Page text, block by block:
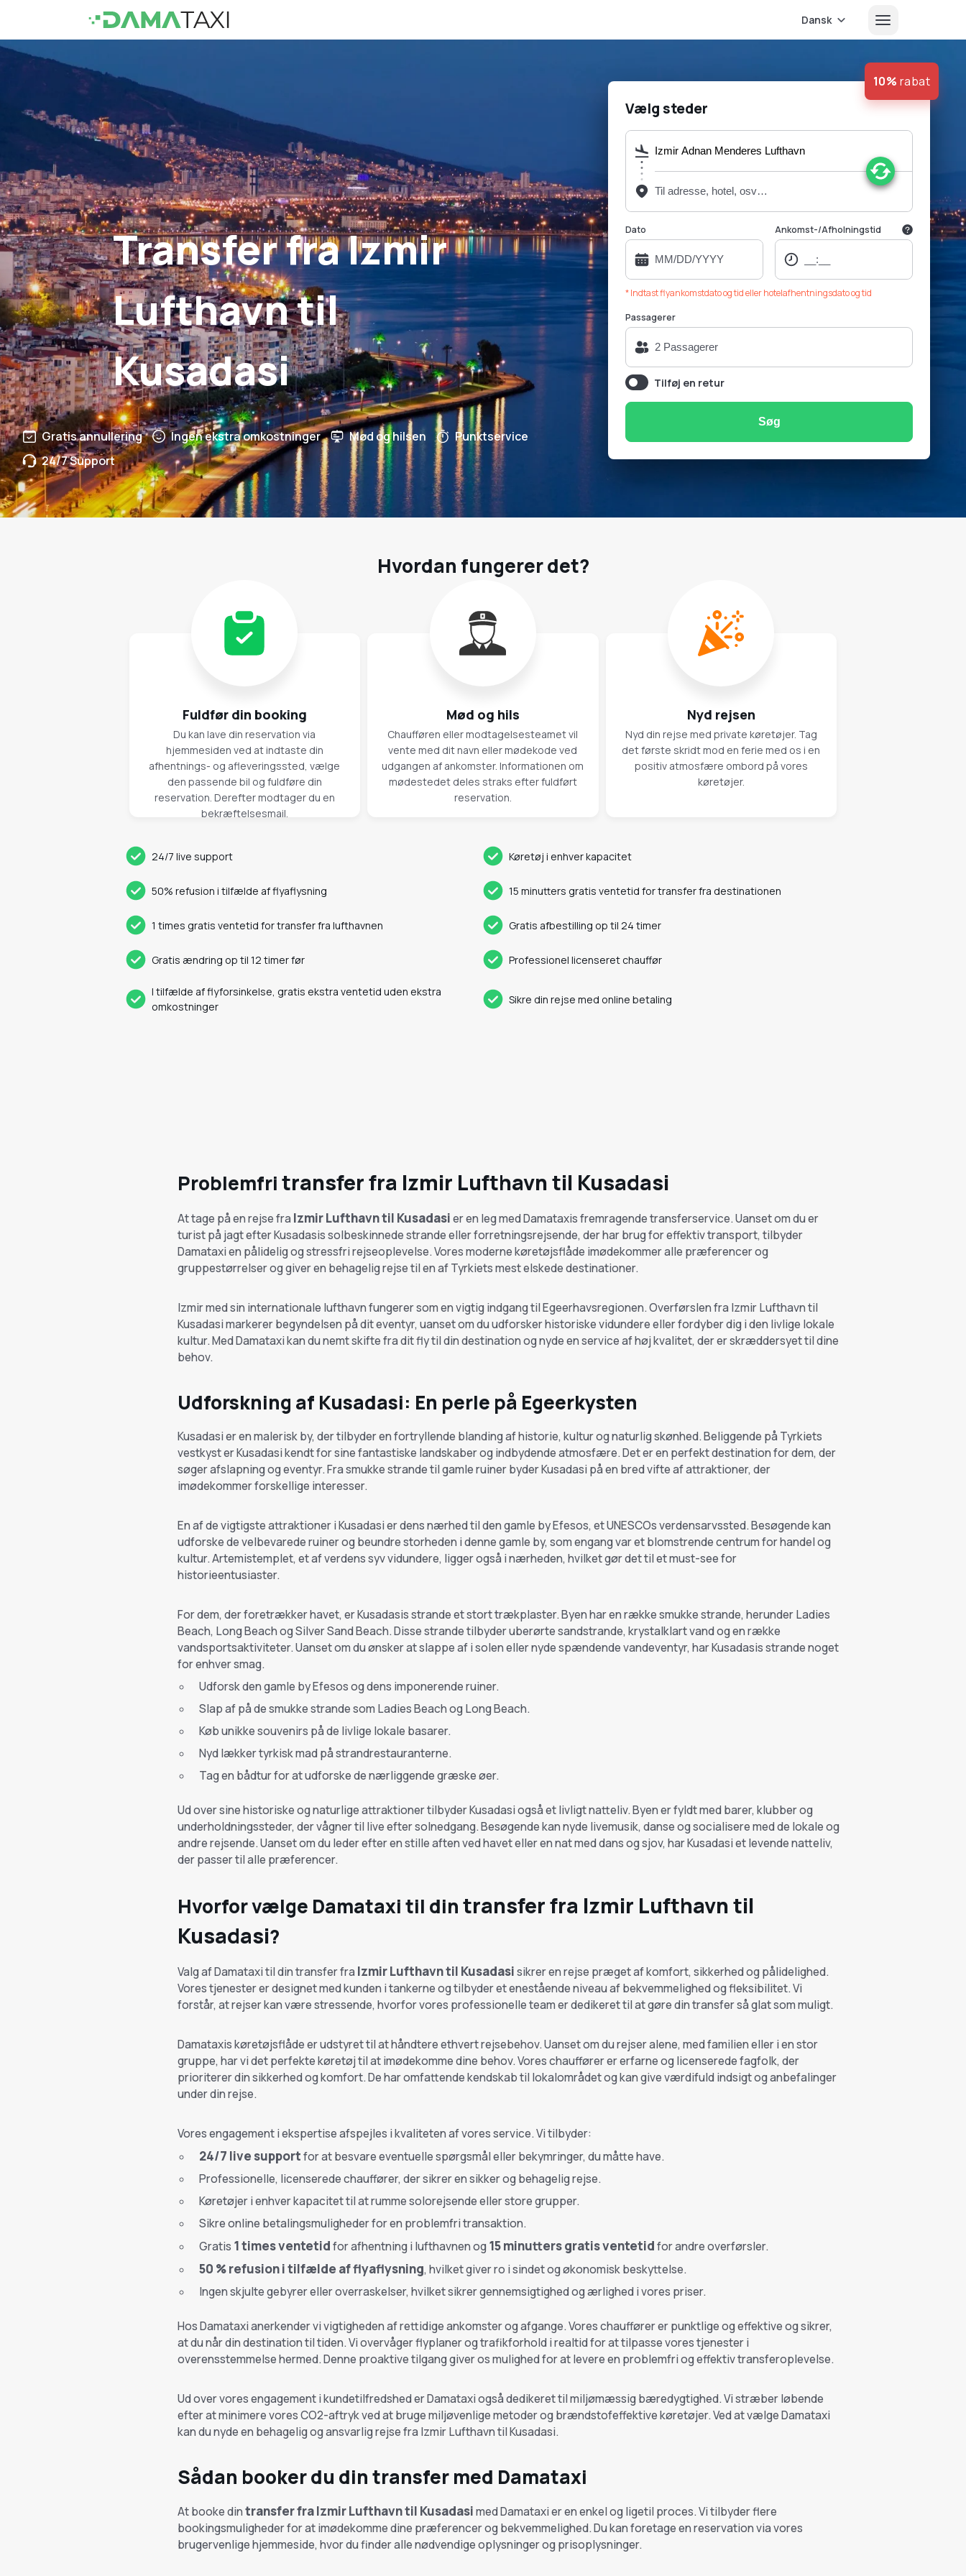
Dansk
Transfer fra Izmir
Lufthavn til
Kusadasi
Vælg steder
10% rabat
Dato Ankomst-/Afholningstid
* Indtast flyankomstdato og tid eller hotelafhentningsdato og tid
Passagerer
Tilføj en retur
Søg
Gratis annullering Ingen ekstra omkostninger Mød og hilsen
Punktservice
24/7 Support
Hvordan fungerer det?
Fuldfør din booking
Du kan lave din reservation via
hjemmesiden ved at indtaste din
afhentnings- og afleveringssted, vælge
den passende bil og fuldføre din
reservation. Derefter modtager du en
bekræftelsesmail.
Mød og hils
Chaufføren eller modtagelsesteamet vil
vente med dit navn eller mødekode ved
udgangen af ankomster. Informationen om
mødestedet deles straks efter fuldført
reservation.
Nyd rejsen
Nyd din rejse med private køretøjer. Tag
det første skridt mod en ferie med os i en
positiv atmosfære ombord på vores
køretøjer.
24/7 live support Køretøj i enhver kapacitet
50% refusion i tilfælde af flyaflysning 15 minutters gratis ventetid for transfer fra destinationen
1 times gratis ventetid for transfer fra lufthavnen Gratis afbestilling op til 24 timer
Gratis ændring op til 12 timer før Professionel licenseret chauffør
I tilfælde af flyforsinkelse, gratis ekstra ventetid uden ekstra
omkostninger
Sikre din rejse med online betaling
Problemfritransfer fra Izmir Lufthavn til Kusadasi
At tage på en rejse fra Izmir Lufthavn til Kusadasier en leg med Damataxis fremragende transferservice. Uanset om du er
turist på jagt efter Kusadasis solbeskinnede strande eller forretningsrejsende, der har brug for effektiv transport, tilbyder
Damataxi en pålidelig og stressfri rejseoplevelse. Vores moderne køretøjsflåde imødekommer alle præferencer og
gruppestørrelser og giver en behagelig rejse til en af Tyrkiets mest elskede destinationer.
Izmir med sin internationale lufthavn fungerer som en vigtig indgang til Egeerhavsregionen. Overførslen fra Izmir Lufthavn til
Kusadasi markerer begyndelsen på dit eventyr, uanset om du udforsker historiske vidundere eller fordyber dig i den livlige lokale
kultur. Med Damataxi kan du nemt skifte fra dit fly til din destination og nyde en service af høj kvalitet, der er skræddersyet til dine
behov.
Udforskning af Kusadasi: En perle på Egeerkysten
Kusadasi er en malerisk by, der tilbyder en fortryllende blanding af historie, kultur og naturlig skønhed. Beliggende på Tyrkiets
vestkyst er Kusadasi kendt for sine fantastiske landskaber og indbydende atmosfære. Det er en perfekt destination for dem, der
søger afslapning og eventyr. Fra smukke strande til gamle ruiner byder Kusadasi på en bred vifte af attraktioner, der
imødekommer forskellige interesser.
En af de vigtigste attraktioner i Kusadasi er dens nærhed til den gamle by Efesos, et UNESCOs verdensarvssted. Besøgende kan
udforske de velbevarede ruiner og beundre storheden i denne gamle by, som engang var et blomstrende centrum for handel og
kultur. Artemistemplet, et af verdens syv vidundere, ligger også i nærheden, hvilket gør det til et must-see for
historieentusiaster.
For dem, der foretrækker havet, er Kusadasis strande et stort trækplaster. Byen har en række smukke strande, herunder Ladies
Beach, Long Beach og Silver Sand Beach. Disse strande tilbyder uberørte sandstrande, krystalklart vand og en række
vandsportsaktiviteter. Uanset om du ønsker at slappe af i solen eller nyde spændende vandeventyr, har Kusadasis strande noget
for enhver smag.
Udforsk den gamle by Efesos og dens imponerende ruiner.
Slap af på de smukke strande som Ladies Beach og Long Beach.
Køb unikke souvenirs på de livlige lokale basarer.
Nyd lækker tyrkisk mad på strandrestauranterne.
Tag en bådtur for at udforske de nærliggende græske øer.
Ud over sine historiske og naturlige attraktioner tilbyder Kusadasi også et livligt natteliv. Byen er fyldt med barer, klubber og
underholdningssteder, der vågner til live efter solnedgang. Besøgende kan nyde livemusik, danse og socialisere med de lokale og
andre rejsende. Uanset om du leder efter en stille aften ved havet eller en nat med dans og sjov, har Kusadasi et levende natteliv,
der passer til alle præferencer.
Hvorfor vælge Damataxi til dintransfer fra Izmir Lufthavn til
Kusadasi?
Valg af Damataxi til din transfer fra Izmir Lufthavn til Kusadasisikrer en rejse præget af komfort, sikkerhed og pålidelighed.
Vores tjenester er designet med kunden i tankerne og tilbyder et enestående niveau af bekvemmelighed og fleksibilitet. Vi
forstår, at rejser kan være stressende, hvorfor vores professionelle team er dedikeret til at gøre din transfer så glat som muligt.
Damataxis køretøjsflåde er udstyret til at håndtere ethvert rejsebehov. Uanset om du rejser alene, med familien eller i en stor
gruppe, har vi det perfekte køretøj til at imødekomme dine behov. Vores chauffører er erfarne og licenserede fagfolk, der
prioriterer din sikkerhed og komfort. De har omfattende kendskab til lokalområdet og kan give værdifuld indsigt og anbefalinger
under din rejse.
Vores engagement i ekspertise afspejles i kvaliteten af vores service. Vi tilbyder:
24/7 live supportfor at besvare eventuelle spørgsmål eller bekymringer, du måtte have.
Professionelle, licenserede chauffører, der sikrer en sikker og behagelig rejse.
Køretøjer i enhver kapacitet til at rumme solorejsende eller store grupper.
Sikre online betalingsmuligheder for en problemfri transaktion.
Gratis 1 times ventetidfor afhentning i lufthavnen og15 minutters gratis ventetidfor andre overførsler.
50 % refusion i tilfælde af flyaflysning, hvilket giver ro i sindet og økonomisk beskyttelse.
Ingen skjulte gebyrer eller overraskelser, hvilket sikrer gennemsigtighed og ærlighed i vores priser.
Hos Damataxi anerkender vi vigtigheden af rettidige ankomster og afgange. Vores chauffører er punktlige og effektive og sikrer,
at du når din destination til tiden. Vi overvåger flyplaner og trafikforhold i realtid for at tilpasse vores tjenester i
overensstemmelse hermed. Denne proaktive tilgang giver os mulighed for at levere en problemfri og effektiv transferoplevelse.
Ud over vores engagement i kundetilfredshed er Damataxi også dedikeret til miljømæssig bæredygtighed. Vi stræber løbende
efter at minimere vores CO2-aftryk ved at bruge miljøvenlige metoder og brændstofeffektive køretøjer. Ved at vælge Damataxi
kan du nyde en behagelig og ansvarlig rejse fra Izmir Lufthavn til Kusadasi.
Sådan booker du din transfer med Damataxi
At booke dintransfer fra Izmir Lufthavn til Kusadasimed Damataxi er en enkel og ligetil proces. Vi tilbyder flere
bookingsmuligheder for at imødekomme dine præferencer og bekvemmelighed. Du kan foretage en reservation via vores
brugervenlige hjemmeside, hvor du finder alle nødvendige oplysninger og prisoplysninger.